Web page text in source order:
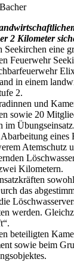
2 Kilometer
eine
Feuerwehr
in einem
2.
und
sowie 20
im
eines
Atemschutz
Kilometern.
das
werden.
beteiligten
sowie beim